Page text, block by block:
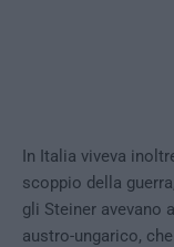
In Italia viveva
scoppio della
gli Steiner avevano
austro-ungarico,